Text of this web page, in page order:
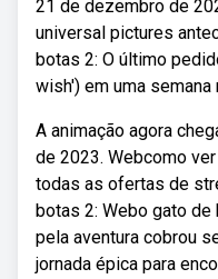
21 de dezembro de
universal pictures
botas 2: O último
wish') em uma semana
A animação agora
de 2023. Webcomo
todas as ofertas de
botas 2: Webo gato
pela aventura cobrou
jornada épica para